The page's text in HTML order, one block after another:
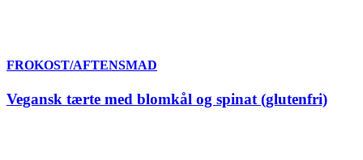
FROKOST/AFTENSMAD
Vegansk tærte med blomkål og spinat (glutenfri)